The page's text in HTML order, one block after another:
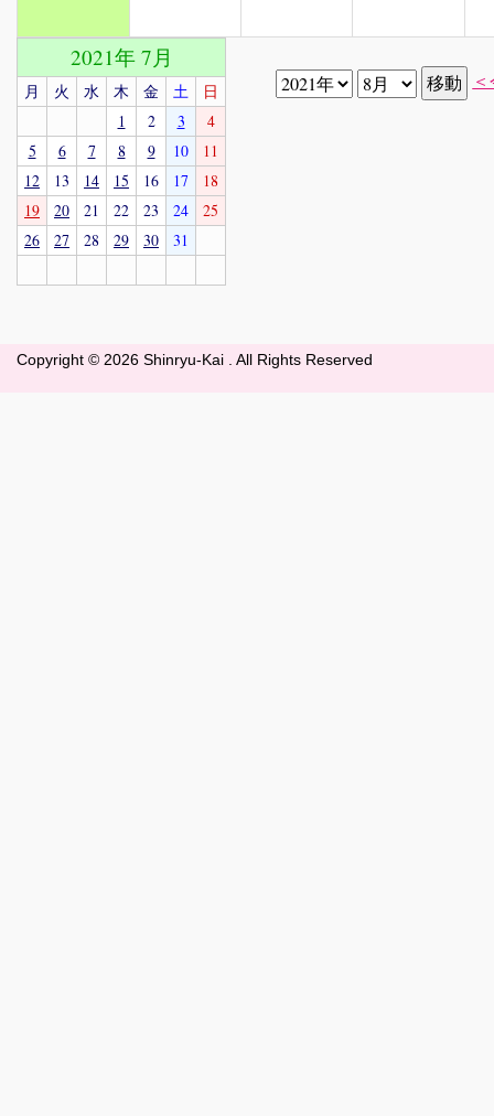
2021年 7月
月 火 水 木 金 土
日
1
2 3
4
5
6 7 8 9 10
11
12
13 14 15 16 17
18
19
20 21 22 23 24
25
26
27 28 29 30 31
Copyright © 2026 Shinryu-Kai . All Rights Reserved